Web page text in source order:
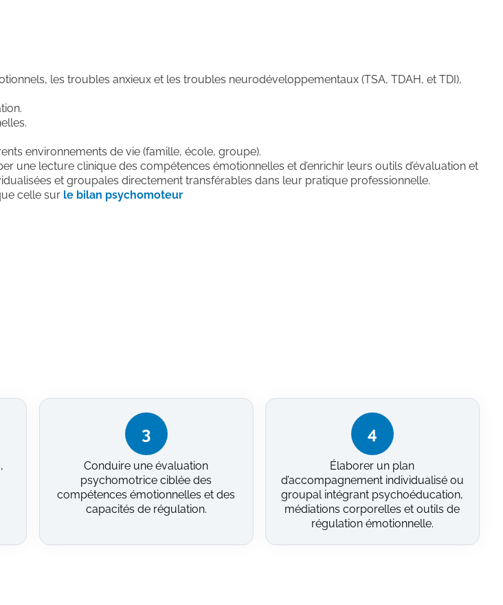
les troubles anxieux et les troubles neurodéveloppementaux (TSA, TDAH, et TDI),
environnements de vie (famille, école, groupe).
une lecture clinique des compétences émotionnelles et d’enrichir leurs outils d’évaluation et
et groupales directement transférables dans leur pratique professionnelle.
celle sur le bilan psychomoteur
3
Conduire une évaluation
psychomotrice ciblée des
compétences émotionnelles et des
capacités de régulation.
4
Élaborer un plan
d’accompagnement individualisé ou
groupal intégrant psychoéducation,
médiations corporelles et outils de
régulation émotionnelle.